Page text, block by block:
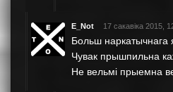
E_Not 17 сакавіка 2015,
Больш наркатычнага
Чувак прышпильна
Не вельмi прыемна